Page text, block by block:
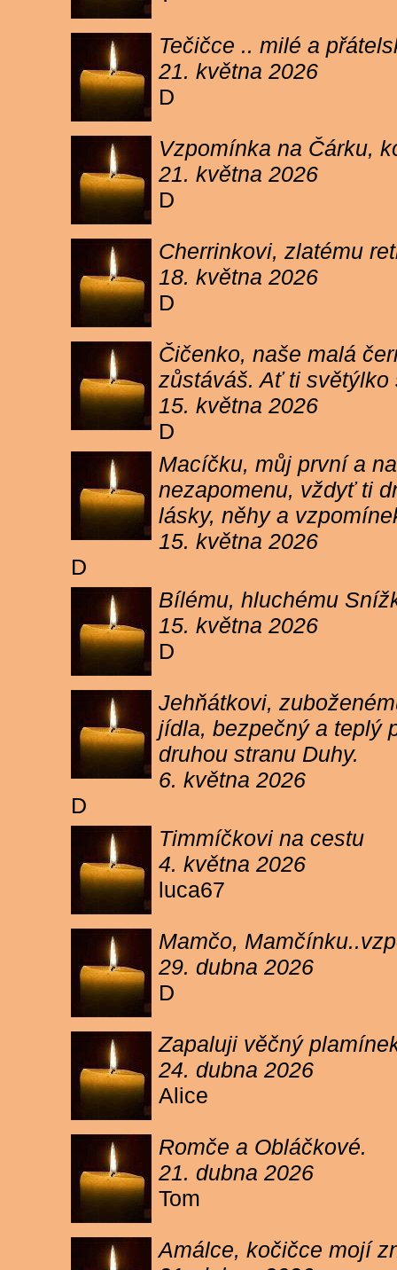
Tečičce .. milé a
21. května 2026
D
Vzpomínka na Čárku,
21. května 2026
D
Cherrinkovi, zlatému
18. května 2026
D
Čičenko, naše malá
zůstáváš. Ať ti
15. května 2026
D
Macíčku, můj první a
nezapomenu, vždyť ti
lásky, něhy a
15. května 2026
D
Bílému, hluchému
15. května 2026
D
Jehňátkovi,
jídla, bezpečný a teplý
druhou stranu Duhy.
6. května 2026
D
Timmíčkovi na cestu
4. května 2026
luca67
Mamčo,
29. dubna 2026
D
Zapaluji věčný
24. dubna 2026
Alice
Romče a Obláčkové.
21. dubna 2026
Tom
Amálce, kočičce mojí